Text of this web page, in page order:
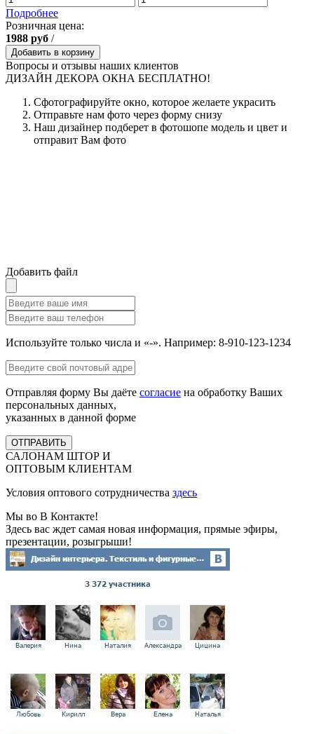
Подробнее
Розничная цена:
1988 руб /
Добавить в корзину
Вопросы и отзывы наших клиентов
ДИЗАЙН ДЕКОРА ОКНА БЕСПЛАТНО!
Сфотографируйте окно, которое желаете украсить
Отправьте нам фото через форму снизу
Наш дизайнер подберет в фотошопе модель и цвет и
отправит Вам фото
Добавить файл
Используйте только числа и «-». Например: 8-910-123-1234
Отправляя форму Вы даёте согласие на обработку Ваших
персональных данных,
указанных в данной форме
ОТПРАВИТЬ
САЛОНАМ ШТОР И
ОПТОВЫМ КЛИЕНТАМ
Условия оптового сотрудничества здесь
Мы во В Контакте!
Здесь вас ждет самая новая информация, прямые эфиры,
презентации, розыгрыши!